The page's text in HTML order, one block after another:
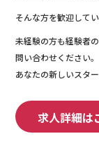
そんな方を歓迎して
未経験の方も経験者
問い合わせください。
あなたの新しいスタ
求人詳細は